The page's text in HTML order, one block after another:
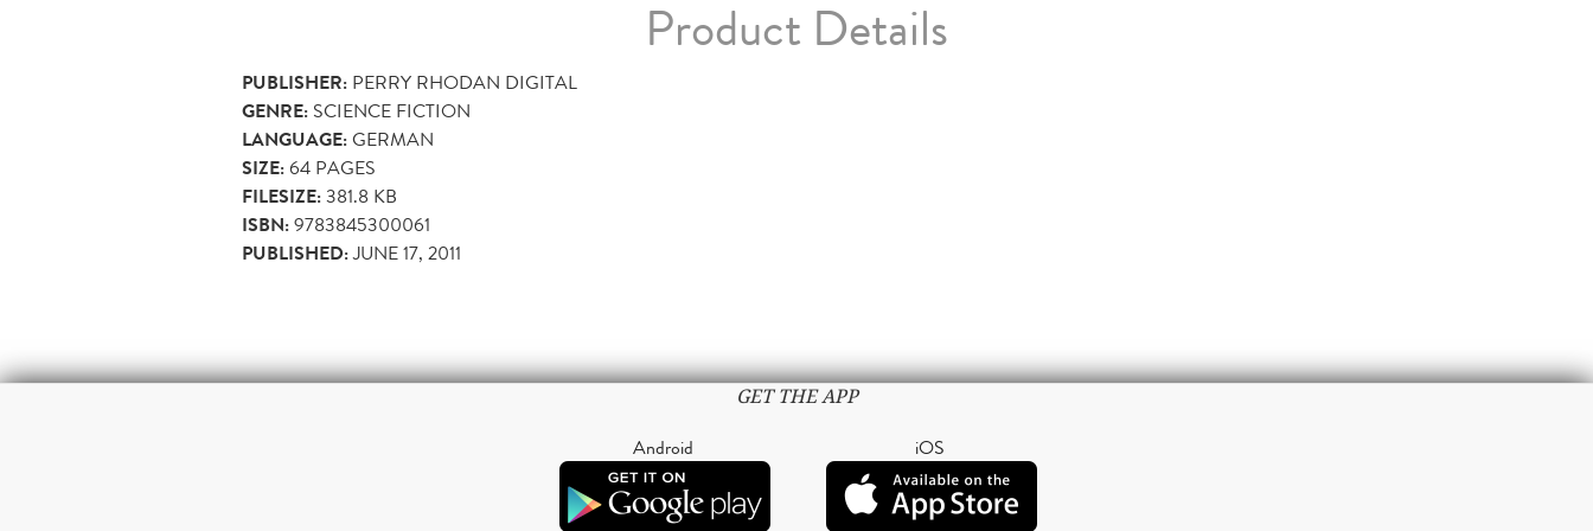
Product Details
PUBLISHER: PERRY RHODAN DIGITAL
GENRE: SCIENCE FICTION
LANGUAGE:GERMAN
SIZE:64 PAGES
FILESIZE:381.8 KB
ISBN:9783845300061
PUBLISHED:JUNE 17, 2011
GET THE APP
Android iOS